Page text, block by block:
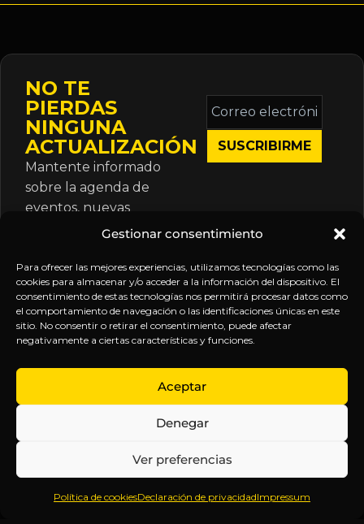
Gestionar consentimiento
Para ofrecer las mejores experiencias, utilizamos tecnologías como las
cookies para almacenar y/o acceder a la información del dispositivo. El
consentimiento de estas tecnologías nos permitirá procesar datos como
el comportamiento de navegación o las identificaciones únicas en este
sitio. No consentir o retirar el consentimiento, puede afectar
negativamente a ciertas características y funciones.
Aceptar
Denegar
Ver preferencias
Política de cookiesDeclaración de privacidadImpressum
NO TE
PIERDAS
NINGUNA
ACTUALIZACIÓN
Mantente informado
sobre la agenda de
eventos, nuevas
publicaciones y
suscripción.
Correo
electrónico
*
Inteligencia
Anticipándonos
EXPLORA
Inicio
Sobre
Contenido
Webinars
LEGAL
Política
de
Términos y
Aviso
SÍGUENOS